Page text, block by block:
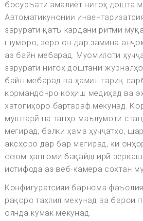
босуръати амалиёт нигоҳ дошта
Автоматикунонии
зарурати қатъ кардани ритми
шуморо, зеро он дар замина
аз байн мебарад. Муомилоти
зарурати нигоҳ доштани
байн мебарад ва ҳамин тариқ
кормандонро коҳиш медиҳад ва
хатогиҳоро бартараф мекунад.
муштарӣ на танҳо маълумоти
мегирад, балки ҳама ҳуҷҷатҳо,
аксҳоро дар бар мегирад, ки
сеюм ҳангоми бақайдгирӣ
истифода аз веб-камера сохтан
Конфигуратсияи барнома
рақсро таҳлил мекунад ва барои
оянда кӯмак мекунад.